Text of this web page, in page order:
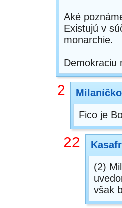
Aké
Existujú v
monarchie.
Demokraciu
2 Milaníčko
Fico je
22
(2)
však